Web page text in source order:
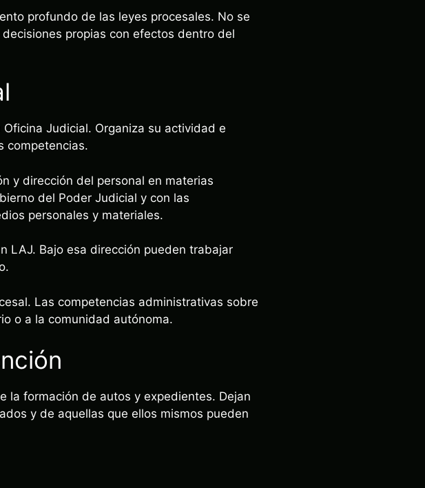
profundo de las leyes procesales. No se
propias con efectos dentro del
Judicial. Organiza su actividad e
competencias.
y dirección del personal en materias
del Poder Judicial y con las
personales y materiales.
LAJ. Bajo esa dirección pueden trabajar
Las competencias administrativas sobre
o a la comunidad autónoma.
la formación de autos y expedientes. Dejan
y de aquellas que ellos mismos pueden